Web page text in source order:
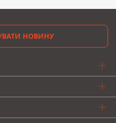
НОВИНУ